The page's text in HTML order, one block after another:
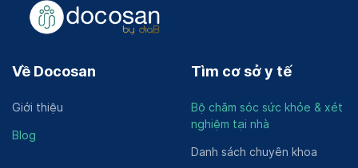
Về Docosan
Giới thiệu
Blog
Tìm cơ sở y tế
Bộ chăm sóc sức khỏe & xét
nghiệm tại nhà
Danh sách chuyên khoa